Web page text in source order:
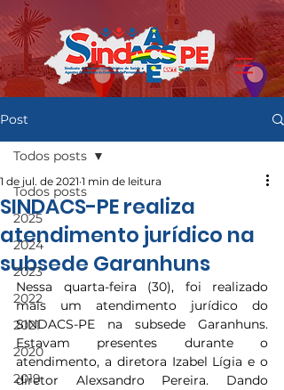
Post
Todos posts
2025
2024
2023
2022
2021
2020
2019
Todos posts
SINDACS-PE realiza
atendimento jurídico na
subsede Garanhuns
1 de jul. de 2021 1 min de leitura
Nessa quarta-feira (30), foi realizado
mais um atendimento jurídico do
SINDACS-PE na subsede Garanhuns.
Estavam presentes durante o
atendimento, a diretora Izabel Lígia e o
diretor Alexsandro Pereira. Dando